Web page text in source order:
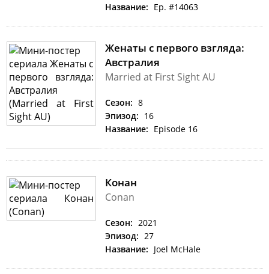
Название: Ep. #14063
Женаты с первого взгляда:
Австралия
Married at First Sight AU
Сезон: 8
Эпизод: 16
Название: Episode 16
Конан
Conan
Сезон: 2021
Эпизод: 27
Название: Joel McHale